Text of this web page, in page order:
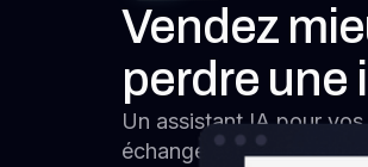
Vendez
perdre une
Un assistant IA pour
échange est capté,